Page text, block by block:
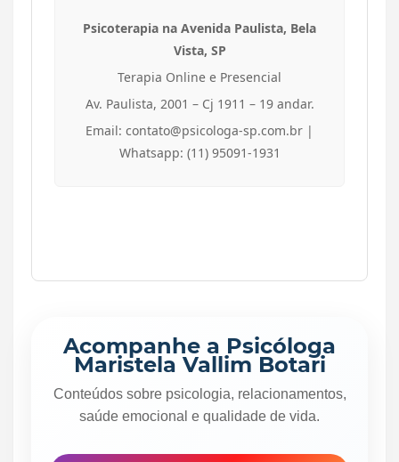
Psicoterapia na Avenida Paulista, Bela
Vista, SP
Terapia Online e Presencial
Av. Paulista, 2001 – Cj 1911 – 19 andar.
Email: contato@psicologa-sp.com.br |
Whatsapp: (11) 95091-1931
Acompanhe a Psicóloga
Maristela Vallim Botari
Conteúdos sobre psicologia, relacionamentos,
saúde emocional e qualidade de vida.